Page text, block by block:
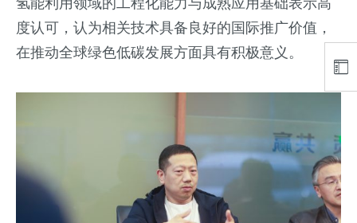
氢能利用领域的工程化能力与成熟应用基础表示高
度认可，认为相关技术具备良好的国际推广价值，
在推动全球绿色低碳发展方面具有积极意义。